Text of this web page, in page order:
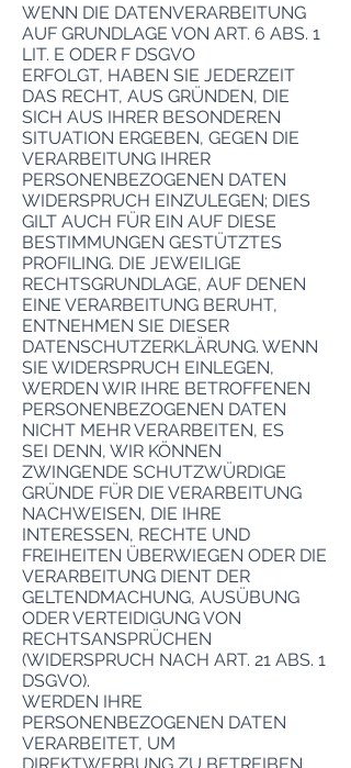
WENN DIE DATENVERARBEITUNG
AUF GRUNDLAGE VON ART. 6 ABS. 1
LIT. E ODER F DSGVO
ERFOLGT, HABEN SIE JEDERZEIT
DAS RECHT, AUS GRÜNDEN, DIE
SICH AUS IHRER BESONDEREN
SITUATION ERGEBEN, GEGEN DIE
VERARBEITUNG IHRER
PERSONENBEZOGENEN DATEN
WIDERSPRUCH EINZULEGEN; DIES
GILT AUCH FÜR EIN AUF DIESE
BESTIMMUNGEN GESTÜTZTES
PROFILING. DIE JEWEILIGE
RECHTSGRUNDLAGE, AUF DENEN
EINE VERARBEITUNG BERUHT,
ENTNEHMEN SIE DIESER
DATENSCHUTZERKLÄRUNG. WENN
SIE WIDERSPRUCH EINLEGEN,
WERDEN WIR IHRE BETROFFENEN
PERSONENBEZOGENEN DATEN
NICHT MEHR VERARBEITEN, ES
SEI DENN, WIR KÖNNEN
ZWINGENDE SCHUTZWÜRDIGE
GRÜNDE FÜR DIE VERARBEITUNG
NACHWEISEN, DIE IHRE
INTERESSEN, RECHTE UND
FREIHEITEN ÜBERWIEGEN ODER DIE
VERARBEITUNG DIENT DER
GELTENDMACHUNG, AUSÜBUNG
ODER VERTEIDIGUNG VON
RECHTSANSPRÜCHEN
(WIDERSPRUCH NACH ART. 21 ABS. 1
DSGVO).
WERDEN IHRE
PERSONENBEZOGENEN DATEN
VERARBEITET, UM
DIREKTWERBUNG ZU BETREIBEN,